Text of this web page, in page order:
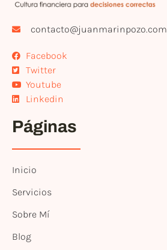
contacto@juanmarinpozo.com
Facebook
Twitter
Youtube
Linkedin
Páginas
Inicio
Servicios
Sobre Mí
Blog